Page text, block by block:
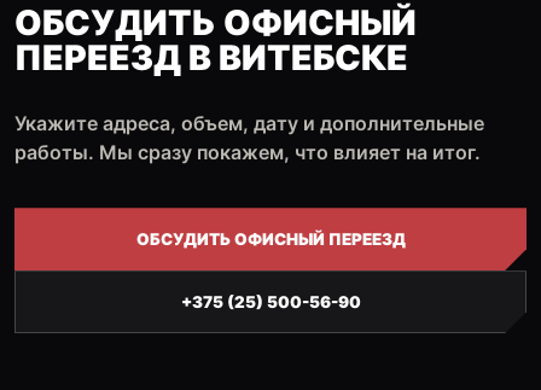
ОБСУДИТЬ ОФИСНЫЙ
ПЕРЕЕЗД В ВИТЕБСКЕ
Укажите адреса, объем, дату и дополнительные
работы. Мы сразу покажем, что влияет на итог.
ОБСУДИТЬ ОФИСНЫЙ ПЕРЕЕЗД
+375 (25) 500-56-90